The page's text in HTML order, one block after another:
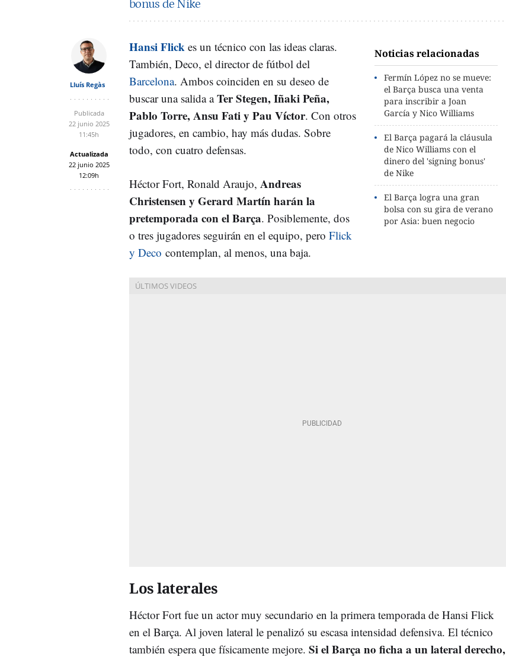
bonus de Nike
Lluís Regàs
Publicada
22 junio 2025
11:45h
Actualizada
22 junio 2025
12:09h
Noticias relacionadas
Fermín López no se mueve:
el Barça busca una venta
para inscribir a Joan
García y Nico Williams
El Barça pagará la cláusula
de Nico Williams con el
dinero del 'signing bonus'
de Nike
El Barça logra una gran
bolsa con su gira de verano
por Asia: buen negocio
Hansi Flick es un técnico con las ideas claras.
También, Deco, el director de fútbol del
Barcelona. Ambos coinciden en su deseo de
buscar una salida aTer Stegen, Iñaki Peña,
Pablo Torre, Ansu Fati y Pau Víctor. Con otros
jugadores, en cambio, hay más dudas. Sobre
todo, con cuatro defensas.
Héctor Fort, Ronald Araujo, Andreas
Christensen y Gerard Martín harán la
pretemporada con el Barça. Posiblemente, dos
o tres jugadores seguirán en el equipo, pero Flick
y Deco contemplan, al menos, una baja.
Los laterales
Héctor Fort fue un actor muy secundario en la primera temporada de Hansi Flick
en el Barça. Al joven lateral le penalizó su escasa intensidad defensiva. El técnico
también espera que físicamente mejore. Si el Barça no ficha a un lateral derecho,